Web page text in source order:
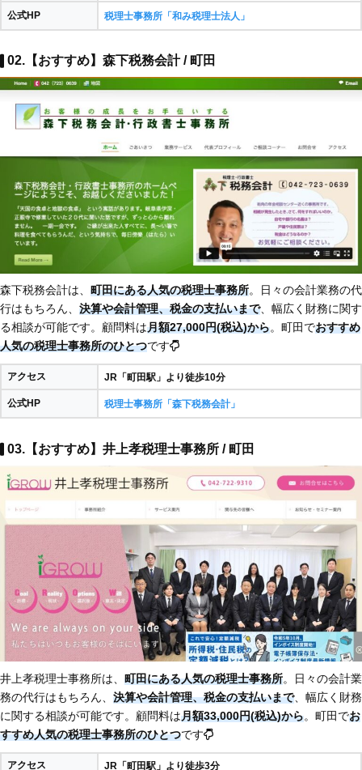
公式HP 税理士事務所「和み税理士法人」
02.【おすすめ】森下税務会計 / 町田
森下税務会計は、 町田にある人気の税理士事務所。日々の会計業務の代
行はもちろん、 決算や会計管理、税金の支払いまで、幅広く財務に関す
る相談が可能です。顧問料は月額27,000円(税込)から。町田でおすすめ
人気の税理士事務所のひとつです
アクセス JR「町田駅」より徒歩10分
公式HP 税理士事務所「森下税務会計」
03.【おすすめ】井上孝税理士事務所 / 町田
井上孝税理士事務所は、 町田にある人気の税理士事務所。日々の会計業
務の代行はもちろん、 決算や会計管理、税金の支払いまで、幅広く財務
に関する相談が可能です。顧問料は月額33,000円(税込)から。町田でお
すすめ人気の税理士事務所のひとつです
アクセス JR「町田駅」より徒歩3分